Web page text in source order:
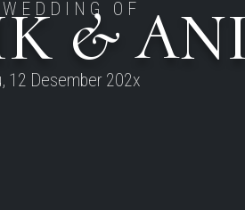
OF
&
12 Desember 202x